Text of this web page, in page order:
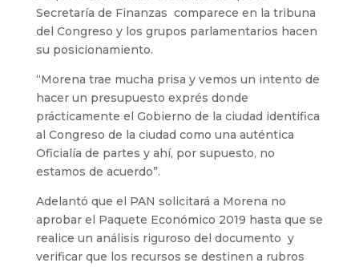
Secretaría de Finanzas comparece en la tribuna
del Congreso y los grupos parlamentarios hacen
su posicionamiento.
“Morena trae mucha prisa y vemos un intento de
hacer un presupuesto exprés donde
prácticamente el Gobierno de la ciudad identifica
al Congreso de la ciudad como una auténtica
Oficialía de partes y ahí, por supuesto, no
estamos de acuerdo”.
Adelantó que el PAN solicitará a Morena no
aprobar el Paquete Económico 2019 hasta que se
realice un análisis riguroso del documento y
verificar que los recursos se destinen a rubros